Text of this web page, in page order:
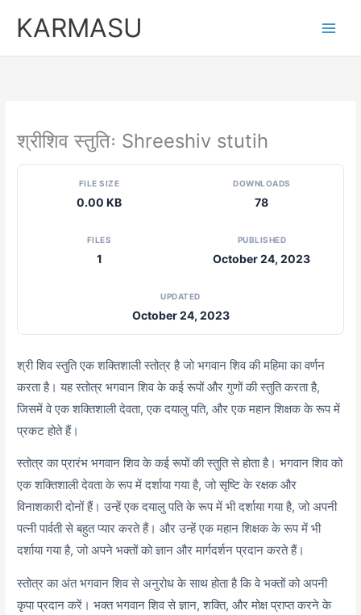
KARMASU
श्रीशिव स्तुतिः Shreeshiv stutih
FILE SIZE
0.00 KB
DOWNLOADS
78
FILES
1
PUBLISHED
October 24, 2023
UPDATED
October 24, 2023
श्री शिव स्तुति एक शक्तिशाली स्तोत्र है जो भगवान शिव की महिमा का वर्णन
करता है। यह स्तोत्र भगवान शिव के कई रूपों और गुणों की स्तुति करता है,
जिसमें वे एक शक्तिशाली देवता, एक दयालु पति, और एक महान शिक्षक के रूप में
प्रकट होते हैं।
स्तोत्र का प्रारंभ भगवान शिव के कई रूपों की स्तुति से होता है। भगवान शिव को
एक शक्तिशाली देवता के रूप में दर्शाया गया है, जो सृष्टि के रक्षक और
विनाशकारी दोनों हैं। उन्हें एक दयालु पति के रूप में भी दर्शाया गया है, जो अपनी
पत्नी पार्वती से बहुत प्यार करते हैं। और उन्हें एक महान शिक्षक के रूप में भी
दर्शाया गया है, जो अपने भक्तों को ज्ञान और मार्गदर्शन प्रदान करते हैं।
स्तोत्र का अंत भगवान शिव से अनुरोध के साथ होता है कि वे भक्तों को अपनी
कृपा प्रदान करें। भक्त भगवान शिव से ज्ञान, शक्ति, और मोक्ष प्राप्त करने के